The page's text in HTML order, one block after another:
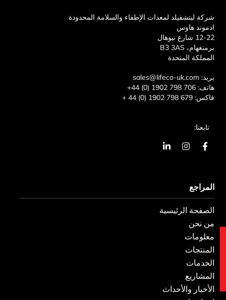
شركة ليتشفيلد لمعدات الإطفاء والسلامة المحدودة
ادموند هاوس
12-22 شارع نيوهال
برمنغهام، B3 3AS
المملكة المتحدة
بريد:sales@lifeco-uk.com
هاتف: +44 (0) 1902 798 706
فاكس:+ 44 (0) 1902 798 679
تابعنا:
ا
ل
ب
و
ك
-
و
ا
ا
م
ي
ف
ي
المراجع
الصفحة الرئيسية
من نحن
معلومات
المنتجات
الخدمات
المشاريع
الأخبار والأحداث